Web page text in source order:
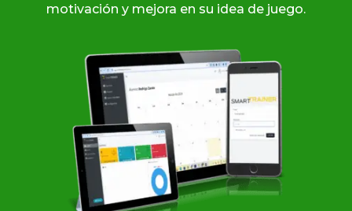
motivación y mejora en su idea de juego.